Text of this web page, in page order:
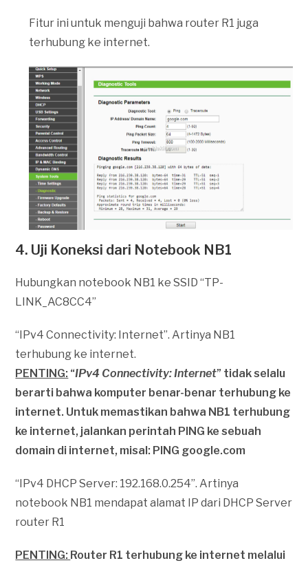
Fitur ini untuk menguji bahwa router R1 juga
terhubung ke internet.
4. Uji Koneksi dari Notebook NB1
Hubungkan notebook NB1 ke SSID “TP-
LINK_AC8CC4”
“IPv4 Connectivity: Internet”. Artinya NB1
terhubung ke internet.
PENTING: “IPv4 Connectivity: Internet” tidak selalu
berarti bahwa komputer benar-benar terhubung ke
internet. Untuk memastikan bahwa NB1 terhubung
ke internet, jalankan perintah PING ke sebuah
domain di internet, misal: PING google.com
“IPv4 DHCP Server: 192.168.0.254”. Artinya
notebook NB1 mendapat alamat IP dari DHCP Server
router R1
PENTING: Router R1 terhubung ke internet melalui